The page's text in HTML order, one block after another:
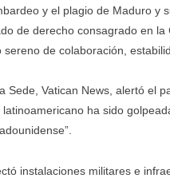
y el plagio de Maduro y
de derecho consagrado en
de colaboración,
Sede, Vatican News, alertó el
ha sido
instalaciones militares e